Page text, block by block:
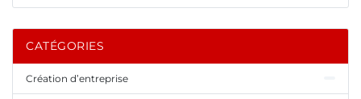
CATÉGORIES
Création d’entreprise